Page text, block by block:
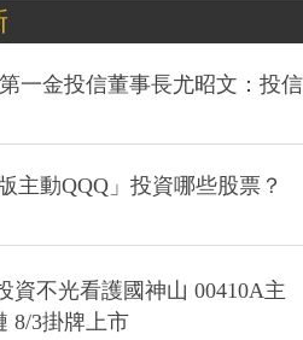
一金投信董事長尤昭文：投信
主動QQQ」投資哪些股票？
資不光看護國神山 00410A主
8/3掛牌上市